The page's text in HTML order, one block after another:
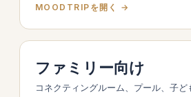
MOODTRIPを開く →
ファミリー向け
コネクティングルーム、プール、子ど